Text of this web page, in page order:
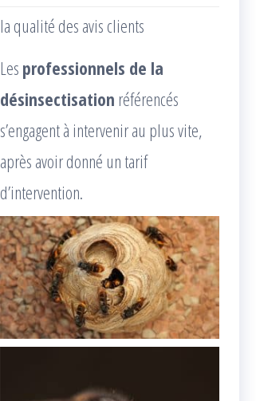
la qualité des avis clients
Les professionnels de la
désinsectisation référencés
s’engagent à intervenir au plus vite,
après avoir donné un tarif
d’intervention.